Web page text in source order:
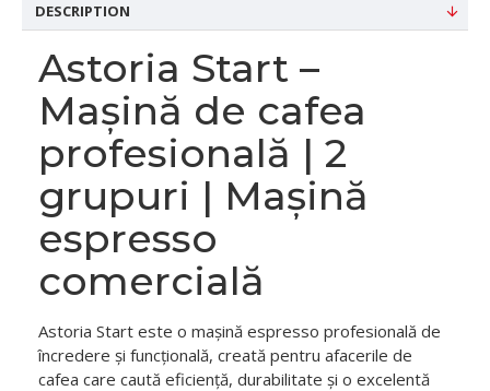
DESCRIPTION
Astoria Start –
Mașină de cafea
profesională | 2
grupuri | Mașină
espresso
comercială
Astoria Start este o mașină espresso profesională de
încredere și funcțională, creată pentru afacerile de
cafea care caută eficiență, durabilitate și o excelentă